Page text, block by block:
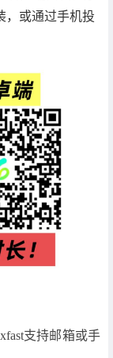
，或通过手机投
支持邮箱或手